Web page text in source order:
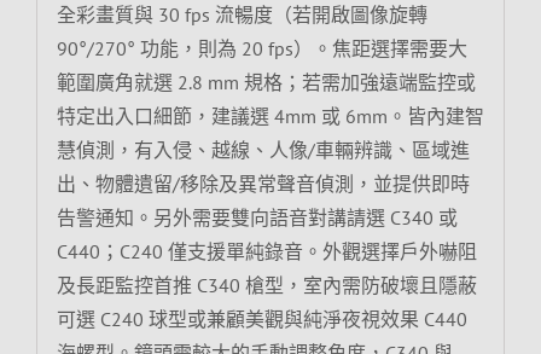
全彩畫質與 30 fps 流暢度（若開啟圖像旋轉
90°/270° 功能，則為 20 fps）。焦距選擇需要大
範圍廣角就選 2.8 mm 規格；若需加強遠端監控或
特定出入口細節，建議選 4mm 或 6mm。皆內建智
慧偵測，有入侵、越線、人像/車輛辨識、區域進
出、物體遺留/移除及異常聲音偵測，並提供即時
告警通知。另外需要雙向語音對講請選 C340 或
C440；C240 僅支援單純錄音。外觀選擇戶外嚇阻
及長距監控首推 C340 槍型，室內需防破壞且隱蔽
可選 C240 球型或兼顧美觀與純淨夜視效果 C440